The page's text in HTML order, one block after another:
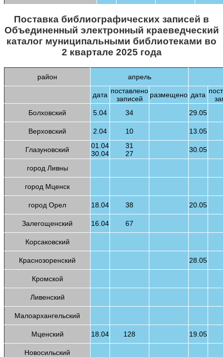
Поставка библиографических записей в
Объединенный электронный краеведческий
каталог муниципальными библиотеками во
2 квартале 2025 года
район апрель
дата поставлено
записей
размещено дата
Болховский
5.04 34 29.05
Верховский 2.04 10 13.05
Глазуновский
01.04
30.04
31
27
30.05
город Ливны
город Мценск
город Орел 18.04 38 20.05
Залегощенский 16.04 67
Корсаковский
Краснозоренский 28.05
Кромской
Ливенский
Малоархангельский
Мценский 18.04 128 19.05
Новосильский